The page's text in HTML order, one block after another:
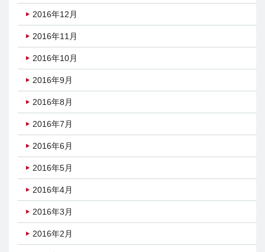
2016年12月
2016年11月
2016年10月
2016年9月
2016年8月
2016年7月
2016年6月
2016年5月
2016年4月
2016年3月
2016年2月